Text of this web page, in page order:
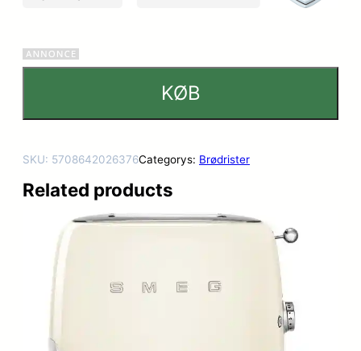
KØB
SKU: 5708642026376Categorys: Brødrister
Related products